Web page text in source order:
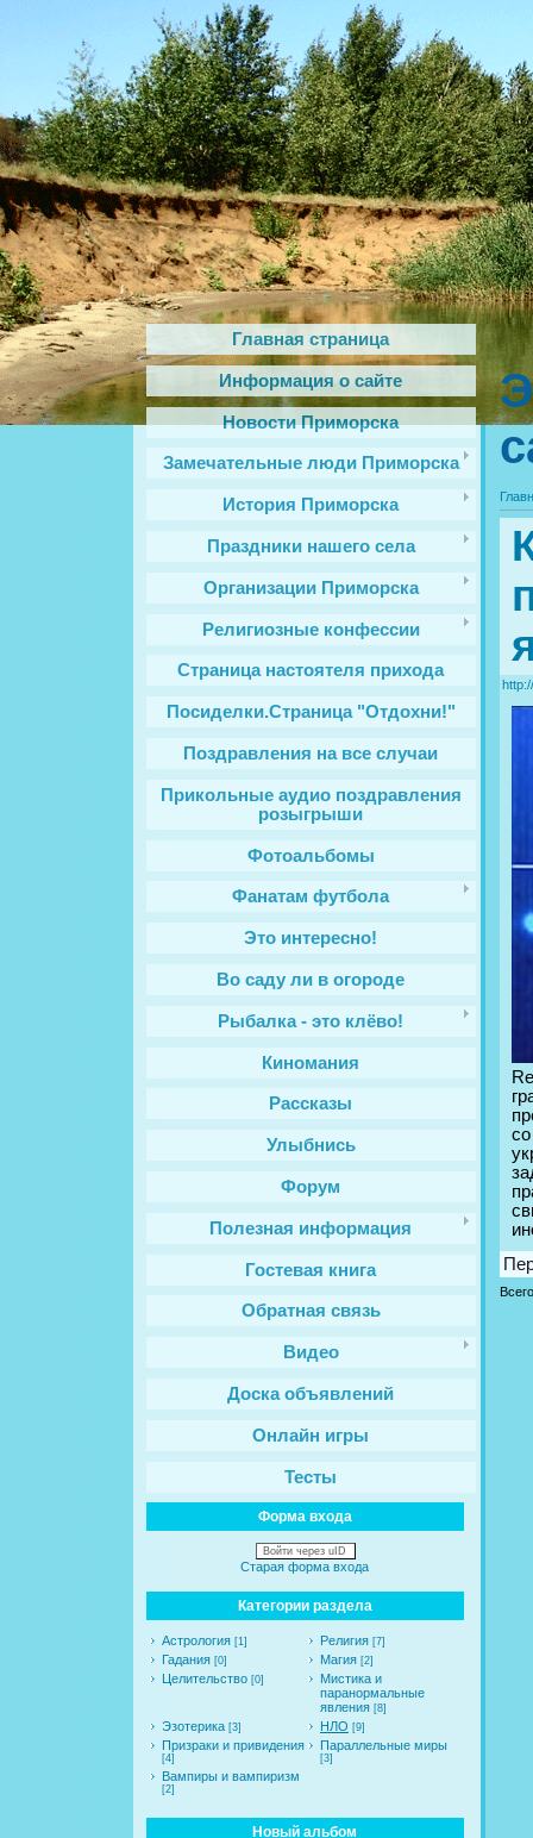
Главная страница
Информация о сайте
Новости Приморска
Замечательные люди Приморска
История Приморска
Праздники нашего села
Организации Приморска
Религиозные конфессии
Cтраница настоятеля прихода
Посиделки.Страница "Отдохни!"
Поздравления на все случаи
Прикольные аудио поздравления
розыгрыши
Фотоальбомы
Фанатам футбола
Это интересно!
Во саду ли в огороде
Рыбалка - это клёво!
Киномания
Рассказы
Улыбнись
Форум
Полезная информация
Гостевая книга
Обратная связь
Видео
Доска объявлений
Онлайн игры
Тесты
Форма входа
Войти через uID
Старая форма входа
Категории раздела
Астрология [1] Религия [7]
Гадания [0] Магия [2]
Целительство [0]
Мистика и
паранормальные
явления [8]
Эзотерика [3] НЛО [9]
Призраки и привидения
[4]
Параллельные миры
[3]
Вампиры и вампиризм
[2]
Новый альбом